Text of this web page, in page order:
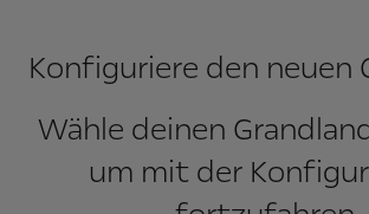
Konfiguriere den neuen
Wähle deinen
um mit der